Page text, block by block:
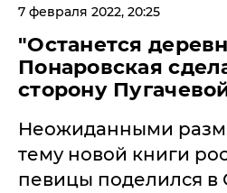
7 февраля 2022, 20:25
"Останется
Понаровская
сторону
Неожиданными
тему новой книги
певицы поделился в